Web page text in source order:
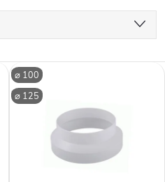
⌀ 100
⌀ 125